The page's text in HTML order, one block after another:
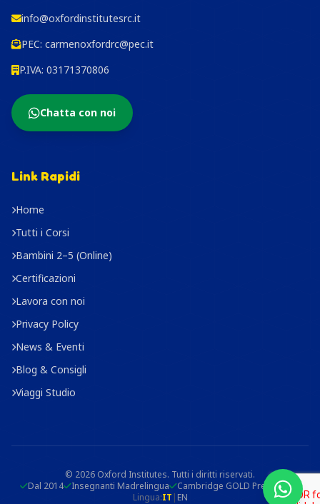
info@oxfordinstitutesrc.it
PEC: carmenoxfordrc@pec.it
P.IVA: 03171370806
Chatta con noi
Link Rapidi
Home
Tutti i Corsi
Bambini 2–5 (Online)
Certificazioni
Lavora con noi
Privacy Policy
News & Eventi
Blog & Consigli
Viaggi Studio
© 2026 Oxford Institutes. Tutti i diritti riservati.
Dal 2014
Insegnanti Madrelingua
Cambridge GOLD Prep Centre
Lingua:IT | EN